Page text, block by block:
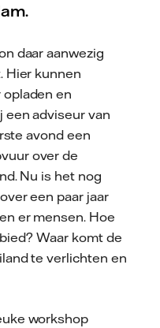
daar aanwezig
Hier kunnen
en
adviseur van
avond een
over de
Nu is het nog
een paar jaar
er mensen. Hoe
Waar komt de
te verlichten en
workshop